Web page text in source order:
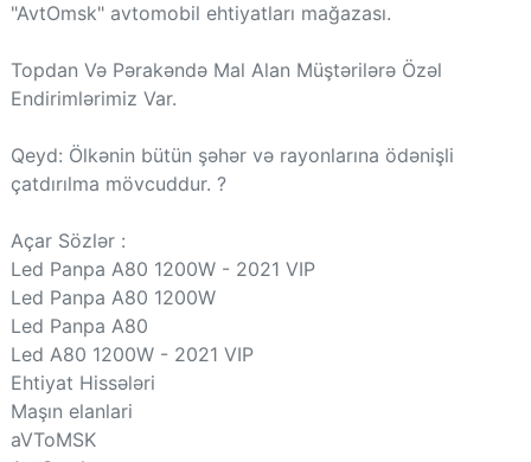
"AvtOmsk" avtomobil ehtiyatları mağazası.
Topdan Və Pərakəndə Mal Alan Müştərilərə Özəl
Endirimlərimiz Var.
Qeyd: Ölkənin bütün şəhər və rayonlarına ödənişli
çatdırılma mövcuddur. ?
Açar Sözlər :
Led Panpa A80 1200W - 2021 VIP
Led Panpa A80 1200W
Led Panpa A80
Led A80 1200W - 2021 VIP
Ehtiyat Hissələri
Maşın elanlari
aVToMSK